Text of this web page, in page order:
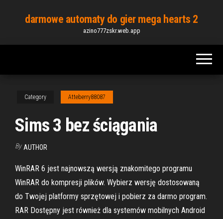
content
darmowe automaty do gier mega hearts 2
azino777zskr.web.app
Category Atteberry88087
Sims 3 bez ściągania
By AUTHOR
WinRAR 6 jest najnowszą wersją znakomitego programu
WinRAR do kompresji plików. Wybierz wersję dostosowaną
do Twojej platformy sprzętowej i pobierz za darmo program.
RAR Dostępny jest również dla systemów mobilnych Android